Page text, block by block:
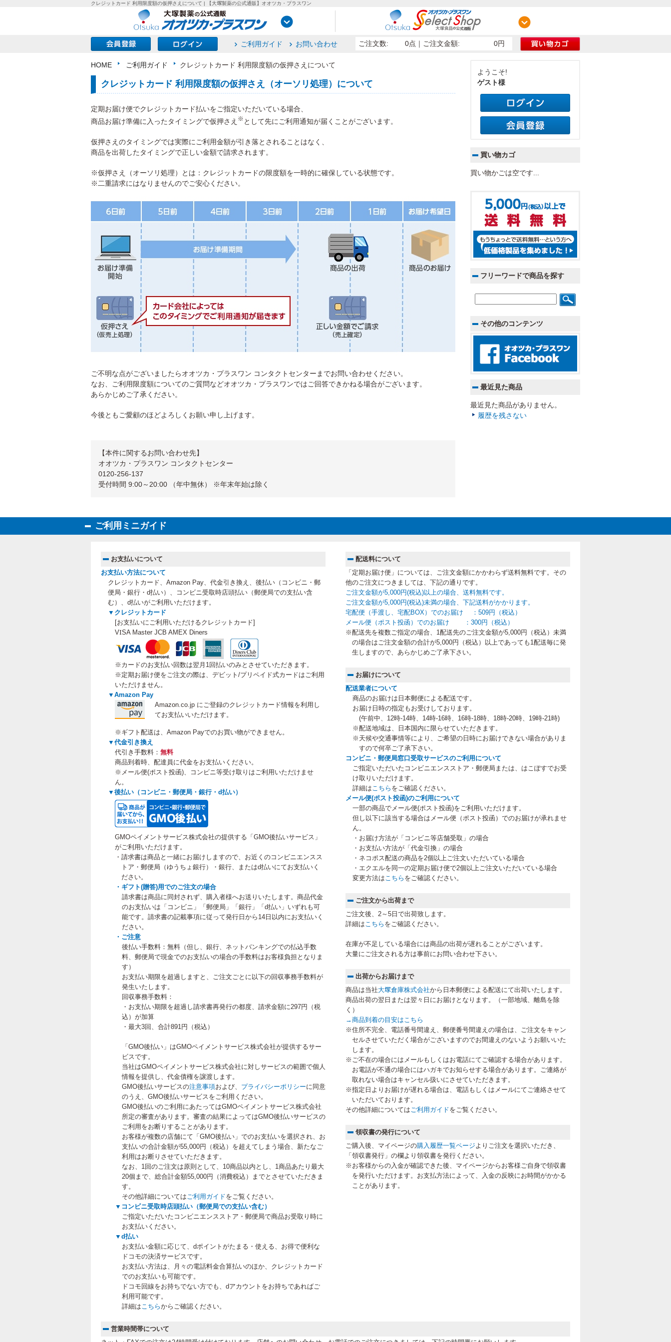
クレジットカード 利用限度額の仮押さえについて | 【大塚製薬の公式通販】オオツカ・プラスワン
ご利用ガイド お問い合わせ ご注文数: 0点 ｜ご注文金額: 0円
HOME ご利用ガイド クレジットカード 利用限度額の仮押さえについて
クレジットカード 利用限度額の仮押さえ（オーソリ処理）について
定期お届け便でクレジットカード払いをご指定いただいている場合、
商品お届け準備に入ったタイミングで仮押さえ ※ として先にご利用通知が届くことがございます。
仮押さえのタイミングでは実際にご利用金額が引き落とされることはなく、
商品を出荷したタイミングで正しい金額で請求されます。
※仮押さえ（オーソリ処理）とは：クレジットカードの限度額を一時的に確保している状態です。
※二重請求にはなりませんのでご安心ください。
ご不明な点がございましたらオオツカ・プラスワン コンタクトセンターまでお問い合わせください。
なお、ご利用限度額についてのご質問などオオツカ・プラスワンではご回答できかねる場合がございます。
あらかじめご了承ください。
今後ともご愛顧のほどよろしくお願い申し上げます。
【本件に関するお問い合わせ先】
オオツカ・プラスワン コンタクトセンター
0120-256-137
受付時間 9:00～20:00 （年中無休） ※年末年始は除く
ようこそ!
ゲスト様
買い物カゴ
買い物かごは空です...
フリーワードで商品を探す
その他のコンテンツ
最近見た商品
最近見た商品がありません。
履歴を残さない
ご利用ミニガイド
お支払いについて
お支払い方法について
クレジットカード、Amazon Pay、代金引き換え、後払い（コンビニ・郵
便局・銀行・d払い）、コンビニ受取時店頭払い（郵便局での支払い含
む）、 d払いがご利用いただけます。
▼クレジットカード
[お支払いにご利用いただけるクレジットカード]
VISA Master JCB AMEX Diners
※カードのお支払い回数は翌月1回払いのみとさせていただきます。
※定期お届け便をご注文の際は、デビット/プリペイド式カードはご利用
いただけません。
▼Amazon Pay
Amazon.co.jp にご登録のクレジットカード情報を利用し
てお支払いいただけます。
※ギフト配送は、Amazon Payでのお買い物ができません。
▼代金引き換え
代引き手数料： 無料
商品到着時、配達員に代金をお支払いください。
※メール便(ポスト投函)、コンビニ等受け取りはご利用いただけませ
ん。
▼後払い（コンビニ・郵便局・銀行・d払い）
GMOペイメントサービス株式会社の提供する「GMO後払いサービス」
がご利用いただけます。
・請求書は商品と一緒にお届けしますので、お近くのコンビニエンスス
トア・郵便局（ゆうちょ銀行）・銀行、またはd払いにてお支払いく
ださい。
・ギフト(贈答)用でのご注文の場合
請求書は商品に同封されず、購入者様へお送りいたします。商品代金
のお支払いは「コンビニ」「郵便局」「銀行」「d払い」いずれも可
能です。請求書の記載事項に従って発行日から14日以内にお支払いく
ださい。
・ご注意
後払い手数料：無料（但し、銀行、ネットバンキングでの払込手数
料、郵便局で現金でのお支払いの場合の手数料はお客様負担となりま
す）
お支払い期限を超過しますと、ご注文ごとに以下の回収事務手数料が
発生いたします。
回収事務手数料：
・お支払い期限を超過し請求書再発行の都度、請求金額に297円（税
込）が加算
・最大3回、合計891円（税込）
「GMO後払い」はGMOペイメントサービス株式会社が提供するサー
ビスです。
当社はGMOペイメントサービス株式会社に対しサービスの範囲で個人
情報を提供し、代金債権を譲渡します。
GMO後払いサービスの注意事項および、 プライバシーポリシーに同意
のうえ、GMO後払いサービスをご利用ください。
GMO後払いのご利用にあたってはGMOペイメントサービス株式会社
所定の審査があります。審査の結果によってはGMO後払いサービスの
ご利用をお断りすることがあります。
お客様が複数の店舗にて「GMO後払い」でのお支払いを選択され、お
支払いの合計金額が55,000円（税込）を超えてしまう場合、新たなご
利用はお断りさせていただきます。
なお、1回のご注文は原則として、10商品以内とし、1商品あたり最大
20個まで、総合計金額55,000円（消費税込）までとさせていただきま
す。
その他詳細については ご利用ガイドをご覧ください。
▼コンビニ受取時店頭払い（郵便局での支払い含む）
ご指定いただいたコンビニエンスストア・郵便局で商品お受取り時に
お支払いください。
▼d払い
お支払い金額に応じて、dポイントがたまる・使える、お得で便利な
ドコモの決済サービスです。
お支払い方法は、月々の電話料金合算払いのほか、クレジットカード
でのお支払いも可能です。
ドコモ回線をお持ちでない方でも、dアカウントをお持ちであればご
利用可能です。
詳細は こちらからご確認ください。
配送料について
「定期お届け便」については、ご注文金額にかかわらず送料無料です。その
他のご注文につきましては、下記の通りです。
ご注文金額が5,000円(税込)以上の場合、送料無料です。
ご注文金額が5,000円(税込)未満の場合、下記送料がかかります。
宅配便（手渡し、宅配BOX）でのお届け ：509円（税込）
メール便（ポスト投函）でのお届け ：300円（税込）
※配送先を複数ご指定の場合、1配送先のご注文金額が5,000円（税込）未満
の場合はご注文金額の合計が5,000円（税込）以上であっても1配送毎に発
生しますので、あらかじめご了承下さい。
お届けについて
配送業者について
商品のお届けは日本郵便による配送です。
お届け日時の指定もお受けしております。
(午前中、12時-14時、14時-16時、16時-18時、18時-20時、19時-21時)
※配送地域は、日本国内に限らせていただきます。
※天候や交通事情等により、ご希望の日時にお届けできない場合がありま
すので何卒ご了承下さい。
コンビニ・郵便局窓口受取サービスのご利用について
ご指定いただいたコンビニエンスストア・郵便局または、はこぽすでお受
け取りいただけます。
詳細は こちら をご確認ください。
メール便(ポスト投函)のご利用について
一部の商品でメール便(ポスト投函)をご利用いただけます。
但し以下に該当する場合はメール便（ポスト投函）でのお届けが承れませ
ん。
・お届け方法が「コンビニ等店舗受取」の場合
・お支払い方法が「代金引換」の場合
・ネコポス配送の商品を2個以上ご注文いただいている場合
・エクエルを同一の定期お届け便で2個以上ご注文いただいている場合
変更方法は こちら をご確認ください。
ご注文から出荷まで
ご注文後、2～5日で出荷致します。
詳細は こちら をご確認ください。
在庫が不足している場合には商品の出荷が遅れることがございます。
大量にご注文される方は事前にお問い合わせ下さい。
出荷からお届けまで
商品は当社大塚倉庫株式会社から日本郵便による配送にて出荷いたします。
商品出荷の翌日または翌々日にお届けとなります。（一部地域、離島を除
く）
→商品到着の目安はこちら
※住所不完全、電話番号間違え、郵便番号間違えの場合は、ご注文をキャン
セルさせていただく場合がございますのでお間違えのないようお願いいた
します。
※ご不在の場合にはメールもしくはお電話にてご確認する場合があります。
お電話が不通の場合にはハガキでお知らせする場合があります。ご連絡が
取れない場合はキャンセル扱いにさせていただきます。
※指定日よりお届けが遅れる場合は、電話もしくはメールにてご連絡させて
いただいております。
その他詳細については ご利用ガイドをご覧ください。
領収書の発行について
ご購入後、マイページの購入履歴一覧ページ よりご注文を選択いただき、
「領収書発行」の欄より領収書を発行ください。
※お客様からの入金が確認できた後、マイページからお客様ご自身で領収書
を発行いただけます。お支払方法によって、入金の反映にお時間がかかる
ことがあります。
営業時間帯について